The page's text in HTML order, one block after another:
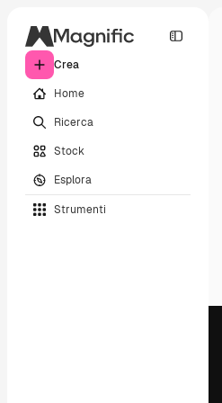
Crea
Home
Ricerca
Stock
Esplora
Strumenti